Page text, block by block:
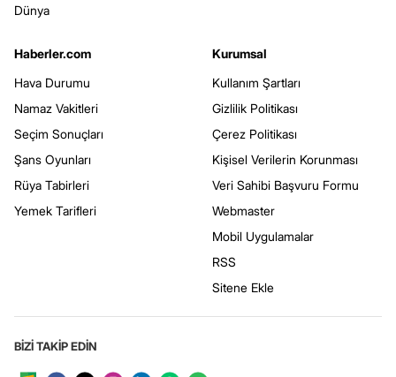
Dünya
Haberler.com
Hava Durumu
Namaz Vakitleri
Seçim Sonuçları
Şans Oyunları
Rüya Tabirleri
Yemek Tarifleri
Kurumsal
Kullanım Şartları
Gizlilik Politikası
Çerez Politikası
Kişisel Verilerin Korunması
Veri Sahibi Başvuru Formu
Webmaster
Mobil Uygulamalar
RSS
Sitene Ekle
BİZİ TAKİP EDİN